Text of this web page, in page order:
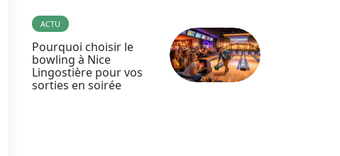
ACTU
Pourquoi choisir le
bowling à Nice
Lingostière pour vos
sorties en soirée